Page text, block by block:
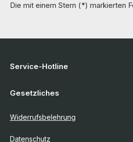
Die mit einem Stern (*) markierten
Service-Hotline
Gesetzliches
Widerrufsbelehrung
Datenschutz